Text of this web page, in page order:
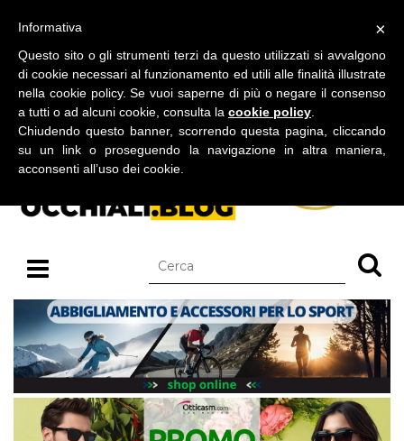
BLOG SU OCCHIALI DA SOLE E OCCHIALI DA VISTA
×
Informativa
Questo sito o gli strumenti terzi da questo utilizzati si avvalgono
di cookie necessari al funzionamento ed utili alle finalità illustrate
nella cookie policy. Se vuoi saperne di più o negare il consenso
a tutti o ad alcuni cookie, consulta la cookie policy
Chiudendo questo banner, scorrendo questa pagina, cliccando
su un link o proseguendo la navigazione in altra maniera,
acconsenti all’uso dei cookie.